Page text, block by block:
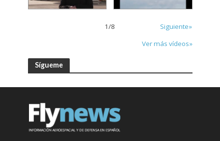
1/8
Siguiente»
Ver más vídeos»
Sígueme